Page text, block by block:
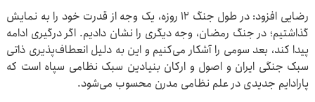
رضایی افزود: در طول جنگ ۱۲ روزه، یک وجه از قدرت خود را به نمایش
گذاشتیم؛ در جنگ رمضان، وجه دیگری را نشان دادیم. اگر درگیری ادامه
پیدا کند، بعد سومی را آشکار می‌کنیم و این به دلیل انعطاف‌پذیری ذاتی
سبک جنگی ایران و اصول و ارکان بنیادین سبک نظامی سپاه است که
پارادایم جدیدی در علم نظامی مدرن محسوب می‌شود.